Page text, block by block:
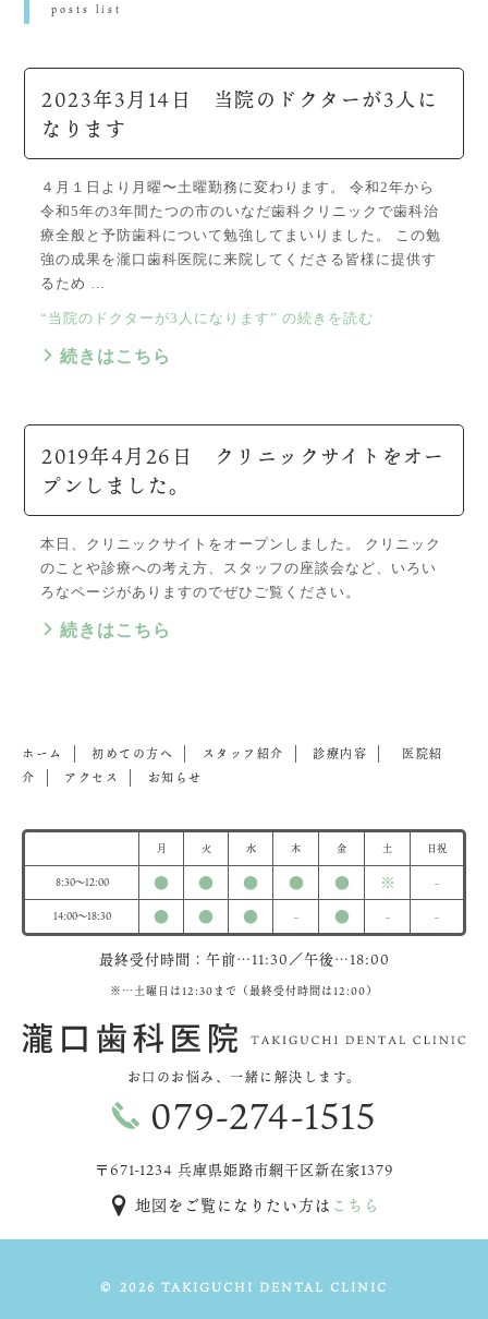
posts list
2023年3月14日 当院のドクターが3人に
なります
４月１日より月曜〜土曜勤務に変わります。 令和2年から
令和5年の3年間たつの市のいなだ歯科クリニックで歯科治
療全般と予防歯科について勉強してまいりました。 この勉
強の成果を瀧口歯科医院に来院してくださる皆様に提供す
るため …
“当院のドクターが3人になります” の続きを読む
続きはこちら
2019年4月26日 クリニックサイトをオー
プンしました。
本日、クリニックサイトをオープンしました。 クリニック
のことや診療への考え方、スタッフの座談会など、いろい
ろなページがありますのでぜひご覧ください。
続きはこちら
ホーム 初めての方へ スタッフ紹介 診療内容
医院紹
介
アクセス お知らせ
月 火 水 木 金 土 日祝
8:30～12:00 ● ● ● ● ● ※ -
14:00～18:30 ● ● ● - ● - -
最終受付時間：午前…11:30／午後…18:00
※…土曜日は12:30まで（最終受付時間は12:00）
お口のお悩み、 一緒に解決します。
079-274-1515
〒671-1234 兵庫県姫路市網干区新在家1379
地図をご覧になりたい方は こちら
© 2026 TAKIGUCHI DENTAL CLINIC